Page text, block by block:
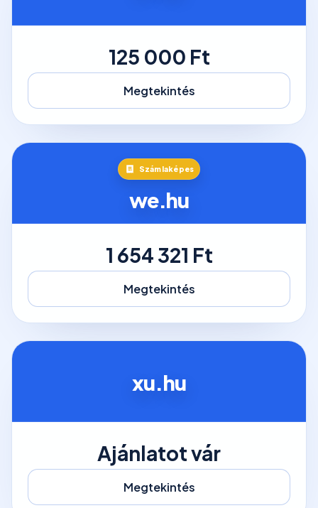
125 000 Ft
Megtekintés
Számlaképes
we.hu
1 654 321 Ft
Megtekintés
xu.hu
Ajánlatot vár
Megtekintés